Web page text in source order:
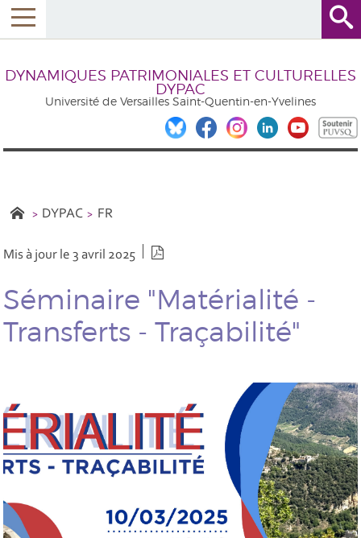
DYNAMIQUES PATRIMONIALES ET CULTURELLES
DYPAC
Université de Versailles Saint-Quentin-en-Yvelines
DYPAC FR
Mis à jour le 3 avril 2025
Séminaire "Matérialité -
Transferts - Traçabilité"